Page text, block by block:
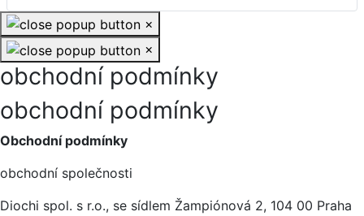
×
×
obchodní podmínky
obchodní podmínky
Obchodní podmínky
obchodní společnosti
Diochi spol. s r.o., se sídlem Žampiónová 2, 104 00 Praha